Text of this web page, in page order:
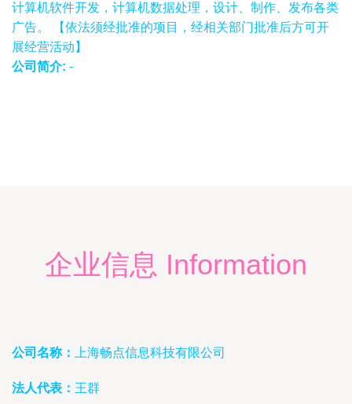
计算机软件开发，计算机数据处理，设计、制作、发布各类
广告。 【依法须经批准的项目，经相关部门批准后方可开
展经营活动】
公司简介: -
企业信息 Information
公司名称： 上海畅点信息科技有限公司
法人代表： 王群